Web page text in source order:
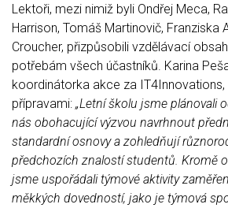
Lektoři, mezi nimiž byli Ondřej Meca,
Harrison, Tomáš Martinovič, Franziska
Croucher, přizpůsobili vzdělávací
potřebám všech účastníků. Karina
koordinátorka akce za IT4Innovations,
přípravami: „Letní školu jsme plánovali
nás obohacující výzvou navrhnout
standardní osnovy a zohledňují
předchozích znalostí studentů. Kromě
jsme uspořádali týmové aktivity
měkkých dovedností, jako je týmová